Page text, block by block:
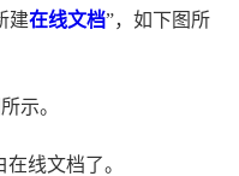
建在线文档”，如下图所
示。
线文档了。